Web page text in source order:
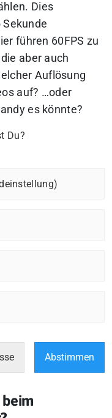
Dies
führen 60FPS zu
aber auch
Auflösung
auf? …oder
es könnte?
Du?
Abstimmen